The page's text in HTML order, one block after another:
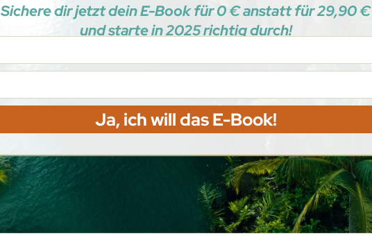
Sichere dir jetzt dein E-Book für 0 € anstatt für 29,90 €
und starte in 2025richtig durch!
Ja, ich will das E-Book!